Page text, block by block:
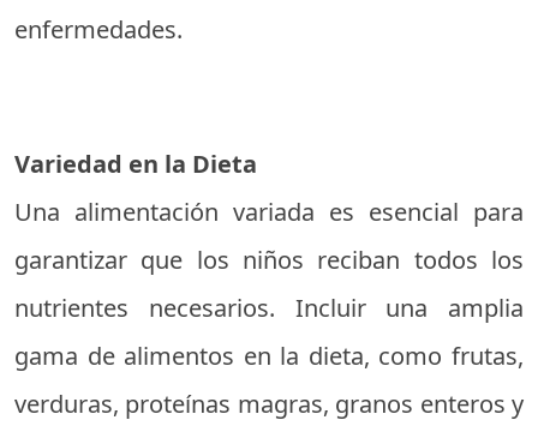
enfermedades.
Variedad en la Dieta
Una alimentación variada es esencial para
garantizar que los niños reciban todos los
nutrientes necesarios. Incluir una amplia
gama de alimentos en la dieta, como frutas,
verduras, proteínas magras, granos enteros y